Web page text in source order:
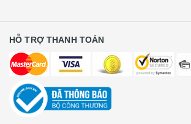
HỖ TRỢ THANH TOÁN